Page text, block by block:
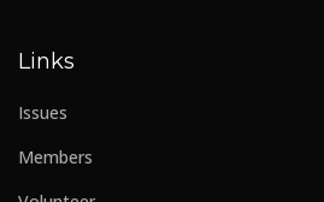
Links
Issues
Members